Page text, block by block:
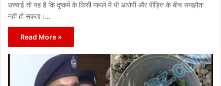
सच्चाई तो यह है कि दुष्कर्म के किसी मामले में भी आरोपी और पीड़ित के बीच समझौता
नहीं हो सकता।…
Read More »